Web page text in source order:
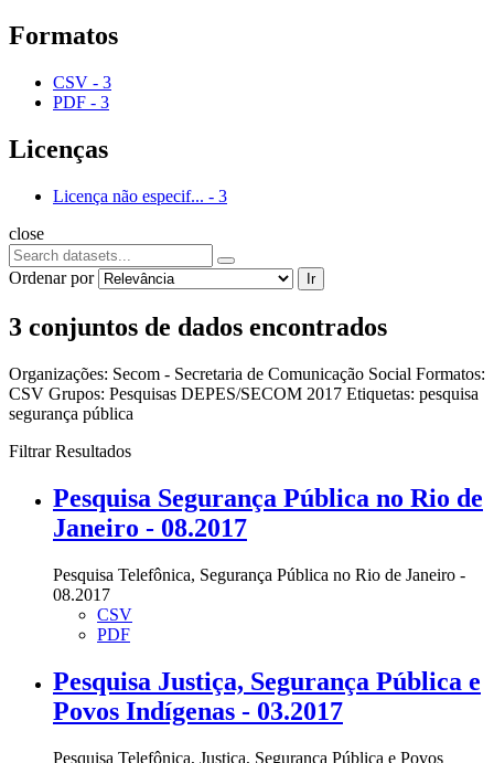
Formatos
CSV - 3
PDF - 3
Licenças
Licença não especif... - 3
close
Ordenar por Ir
3 conjuntos de dados encontrados
Organizações: Secom - Secretaria de Comunicação Social Formatos:
CSV Grupos: Pesquisas DEPES/SECOM 2017 Etiquetas: pesquisa
segurança pública
Filtrar Resultados
Pesquisa Segurança Pública no Rio de
Janeiro - 08.2017
Pesquisa Telefônica, Segurança Pública no Rio de Janeiro -
08.2017
CSV
PDF
Pesquisa Justiça, Segurança Pública e
Povos Indígenas - 03.2017
Pesquisa Telefônica, Justiça, Segurança Pública e Povos